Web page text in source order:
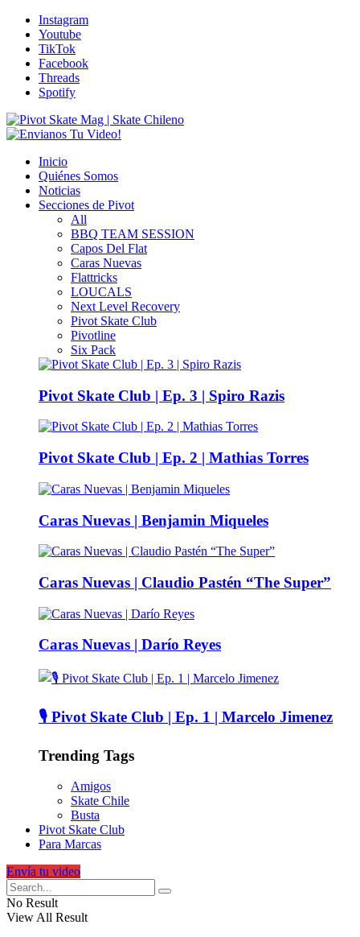
Instagram
Youtube
TikTok
Facebook
Threads
Spotify
Inicio
Quiénes Somos
Noticias
Secciones de Pivot
All
BBQ TEAM SESSION
Capos Del Flat
Caras Nuevas
Flattricks
LOUCALS
Next Level Recovery
Pivot Skate Club
Pivotline
Six Pack
Pivot Skate Club | Ep. 3 | Spiro Razis
Pivot Skate Club | Ep. 2 | Mathias Torres
Caras Nuevas | Benjamin Miqueles
Caras Nuevas | Claudio Pastén “The Super”
Caras Nuevas | Darío Reyes
🎙️ Pivot Skate Club | Ep. 1 | Marcelo Jimenez
Trending Tags
Amigos
Skate Chile
Busta
Pivot Skate Club
Para Marcas
Envía tu video
No Result
View All Result